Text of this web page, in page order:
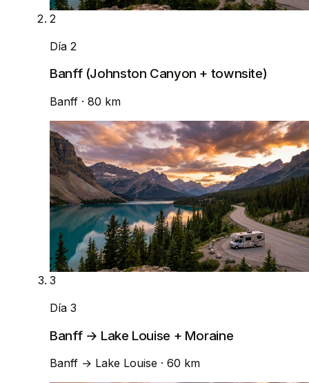
2
Día 2
Banff (Johnston Canyon + townsite)
Banff · 80 km
3
Día 3
Banff → Lake Louise + Moraine
Banff → Lake Louise · 60 km